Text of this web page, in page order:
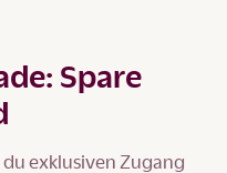
Spare
exklusiven Zugang